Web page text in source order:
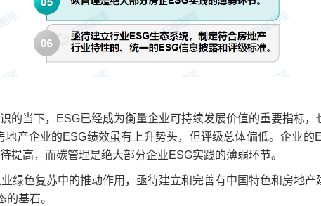
当下，ESG已经成为衡量企业可持续发展价值的重要指标，
产企业的ESG绩效虽有上升势头，但评级总体偏低。企业的
提高，而碳管理是绝大部分企业ESG实践的薄弱环节。
色复苏中的推动作用，亟待建立和完善有中国特色和房地产
基石。